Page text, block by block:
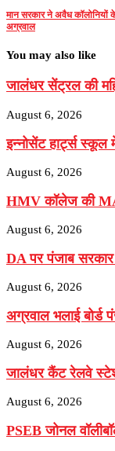
मान सरकार ने अवैध कॉलोनियों
अग्रवाल
You may also like
जालंधर सेंट्रल की
August 6, 2026
इन्नोसेंट हार्ट्स स्कूल
August 6, 2026
HMV कॉलेज की
August 6, 2026
DA पर पंजाब सरकार
August 6, 2026
अग्रवाल भलाई बोर्ड
August 6, 2026
जालंधर कैंट रेलवे
August 6, 2026
PSEB जोनल